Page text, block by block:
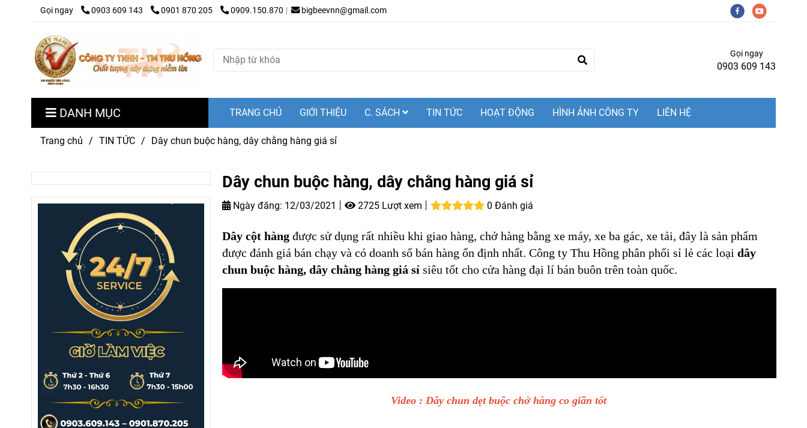
Gọi ngay 0903 609 143 0901 870 205 0909.150.870 bigbeevnn@gmail.com
Gọi ngay
0903 609 143
DANH MỤC TRANG CHỦ GIỚI THIỆU C. SÁCH TIN TỨC HOẠT ĐỘNG HÌNH ẢNH CÔNG TY LIÊN HỆ
Trang chủ / TIN TỨC / Dây chun buộc hàng, dây chằng hàng giá sỉ
Dây chun buộc hàng, dây chằng hàng giá sỉ
Ngày đăng: 12/03/2021 2725 Lượt xem 0 Đánh giá
Dây cột hàngđược sử dụng rất nhiều khi giao hàng, chở hàng bằng xe máy, xe ba gác, xe tải, đây là sản phẩm
được đánh giá bán chạy và có doanh số bán hàng ổn định nhất. Công ty Thu Hồng phân phối sỉ lẻ các loại dây
chun buộc hàng, dây chằng hàng giá sỉ siêu tốt cho cửa hàng đại lí bán buôn trên toàn quốc.
Video : Dây chun dẹt buộc chở hàng co giãn tốt